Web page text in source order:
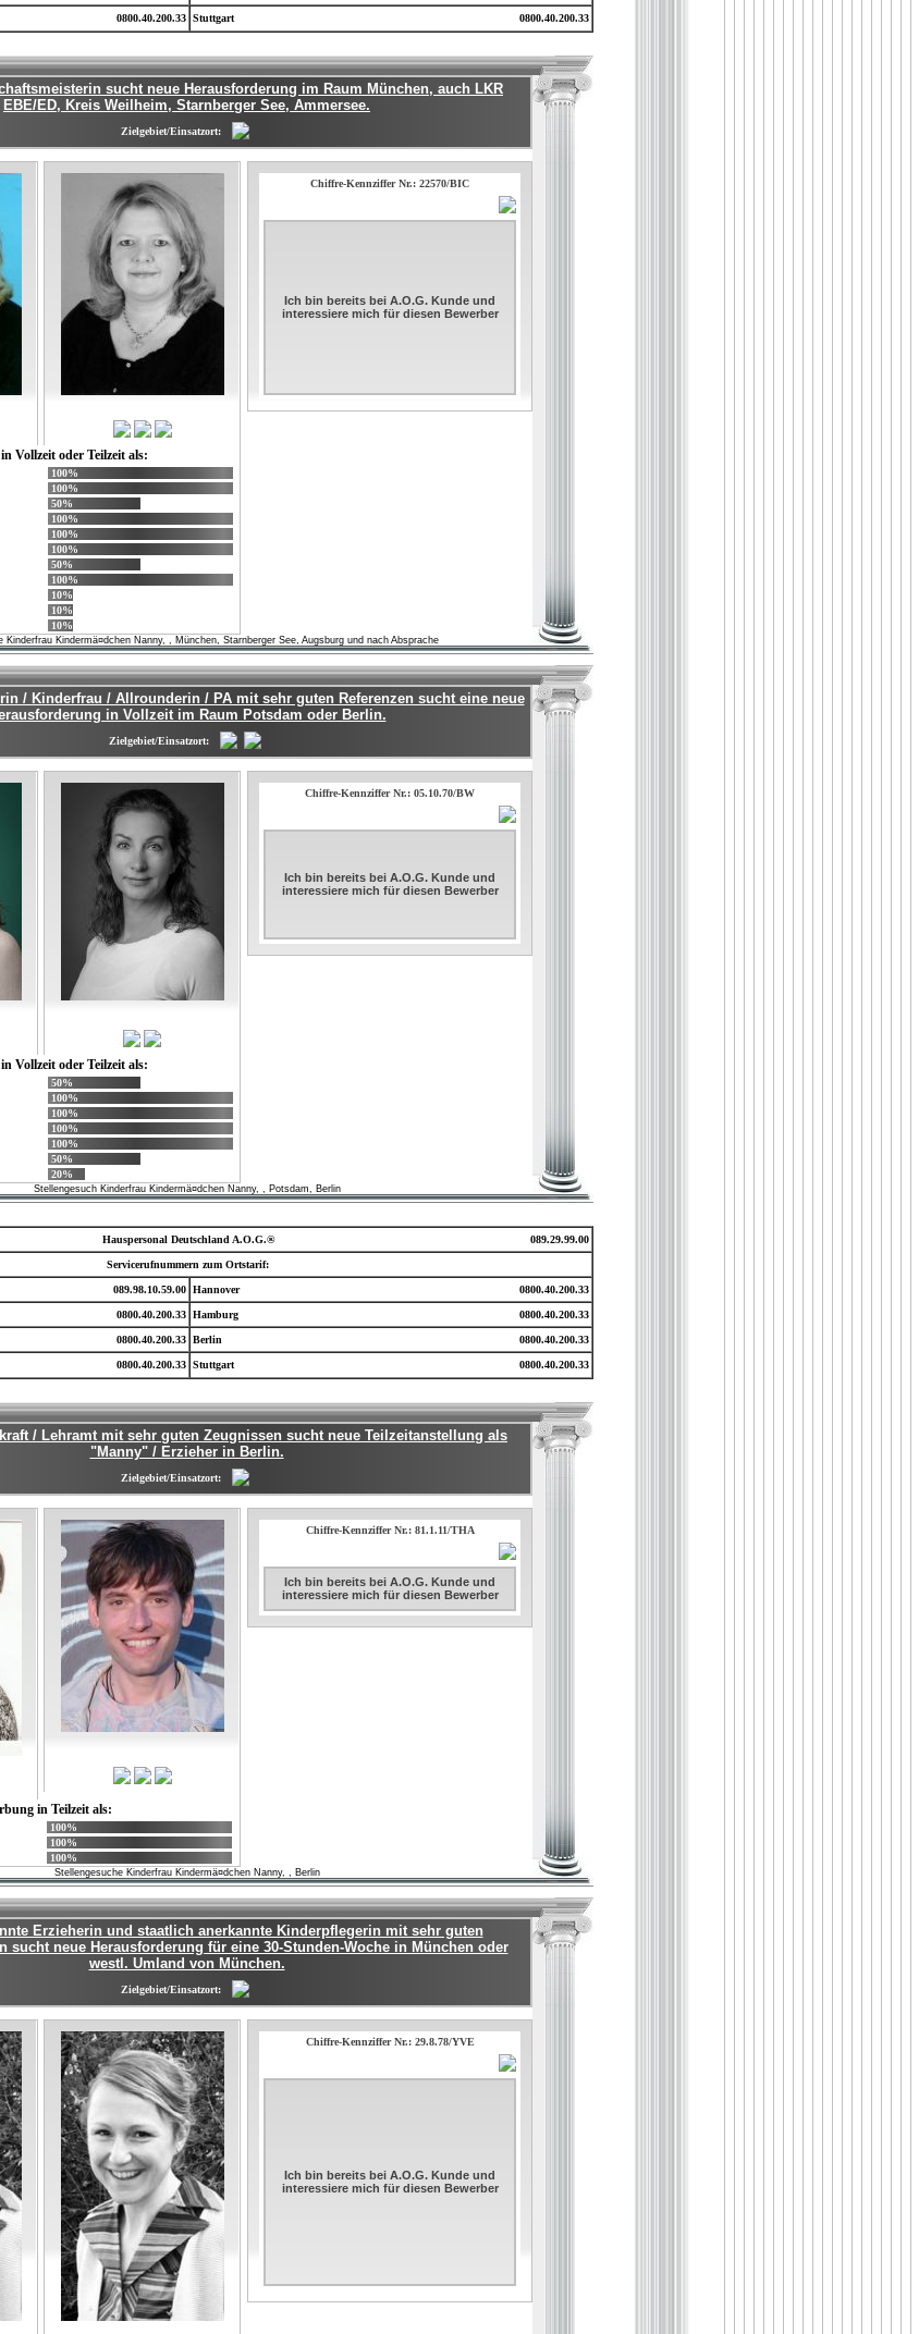
0800.40.200.33 Stuttgart 0800.40.200.33
sucht neue Herausforderung im Raum München, auch LKR
EBE/ED, Kreis Weilheim, Starnberger See, Ammersee.
Zielgebiet/Einsatzort:
Vollzeit oder Teilzeit als:
100%
100%
50%
100%
100%
100%
50%
100%
10%
10%
10%
Chiffre-Kennziffer Nr.: 22570/BIC
Ich bin bereits bei A.O.G. Kunde und
interessiere mich für diesen Bewerber
Kinderfrau Kindermä¤dchen Nanny, , München, Starnberger See, Augsburg und nach Absprache
/ Kinderfrau / Allrounderin / PA mit sehr guten Referenzen sucht eine neue
in Vollzeit im Raum Potsdam oder Berlin.
Zielgebiet/Einsatzort:
Vollzeit oder Teilzeit als:
50%
100%
100%
100%
100%
50%
20%
Chiffre-Kennziffer Nr.: 05.10.70/BW
Ich bin bereits bei A.O.G. Kunde und
interessiere mich für diesen Bewerber
Stellengesuch Kinderfrau Kindermä¤dchen Nanny, , Potsdam, Berlin
Hauspersonal Deutschland A.O.G.® 089.29.99.00
Servicerufnummern zum Ortstarif:
089.98.10.59.00 Hannover 0800.40.200.33
0800.40.200.33 Hamburg 0800.40.200.33
0800.40.200.33 Berlin 0800.40.200.33
0800.40.200.33 Stuttgart 0800.40.200.33
/ Lehramt mit sehr guten Zeugnissen sucht neue Teilzeitanstellung als
"Manny" / Erzieher in Berlin.
Zielgebiet/Einsatzort:
in Teilzeit als:
100%
100%
100%
Chiffre-Kennziffer Nr.: 81.1.11/THA
Ich bin bereits bei A.O.G. Kunde und
interessiere mich für diesen Bewerber
Stellengesuche Kinderfrau Kindermä¤dchen Nanny, , Berlin
Erzieherin und staatlich anerkannte Kinderpflegerin mit sehr guten
sucht neue Herausforderung für eine 30-Stunden-Woche in München oder
westl. Umland von München.
Zielgebiet/Einsatzort:
Chiffre-Kennziffer Nr.: 29.8.78/YVE
Ich bin bereits bei A.O.G. Kunde und
interessiere mich für diesen Bewerber